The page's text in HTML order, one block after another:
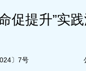
促提升”实
〕7号